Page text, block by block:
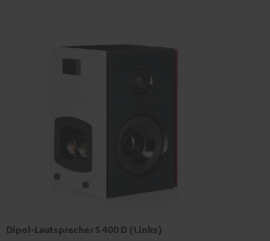
Dipol-Lautsprecher S 400 D (Links)